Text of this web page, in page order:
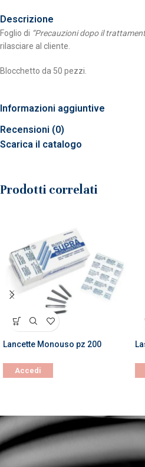
Descrizione
Foglio di “Precauzioni dopo il
rilasciare al cliente.
Blocchetto da 50 pezzi.
Informazioni aggiuntive
Recensioni (0)
Scarica il catalogo
Prodotti correlati
Lancette Monouso pz 200
Accedi